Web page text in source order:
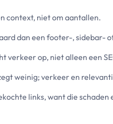
context, niet om aantallen.
dan een footer-, sidebar-
verkeer op, niet alleen een
weinig; verkeer en
links, want die schaden